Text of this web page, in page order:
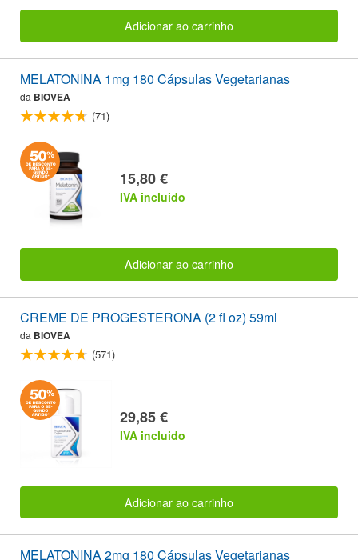
Adicionar ao carrinho
MELATONINA 1mg 180 Cápsulas Vegetarianas
da BIOVEA
(71)
15,80 €
IVA incluido
Adicionar ao carrinho
CREME DE PROGESTERONA (2 fl oz) 59ml
da BIOVEA
(571)
29,85 €
IVA incluido
Adicionar ao carrinho
MELATONINA 2mg 180 Cápsulas Vegetarianas